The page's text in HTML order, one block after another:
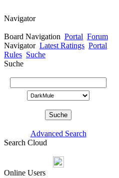
Navigator
Board Navigation Portal Forum
Navigator Latest Ratings Portal
Rules Suche
Suche
Advanced Search
Search Cloud
Online Users